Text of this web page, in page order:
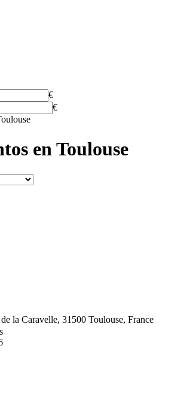
€
€
en Toulouse
la Caravelle, 31500 Toulouse, France